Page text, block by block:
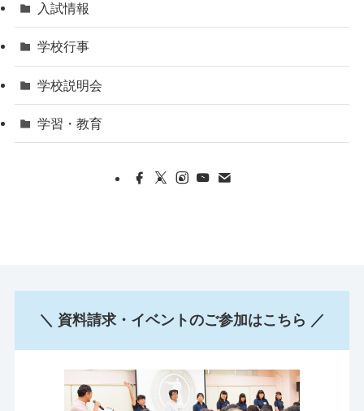
入試情報
学校行事
学校説明会
学習・教育
＼ 資料請求・イベントのご参加はこちら ／